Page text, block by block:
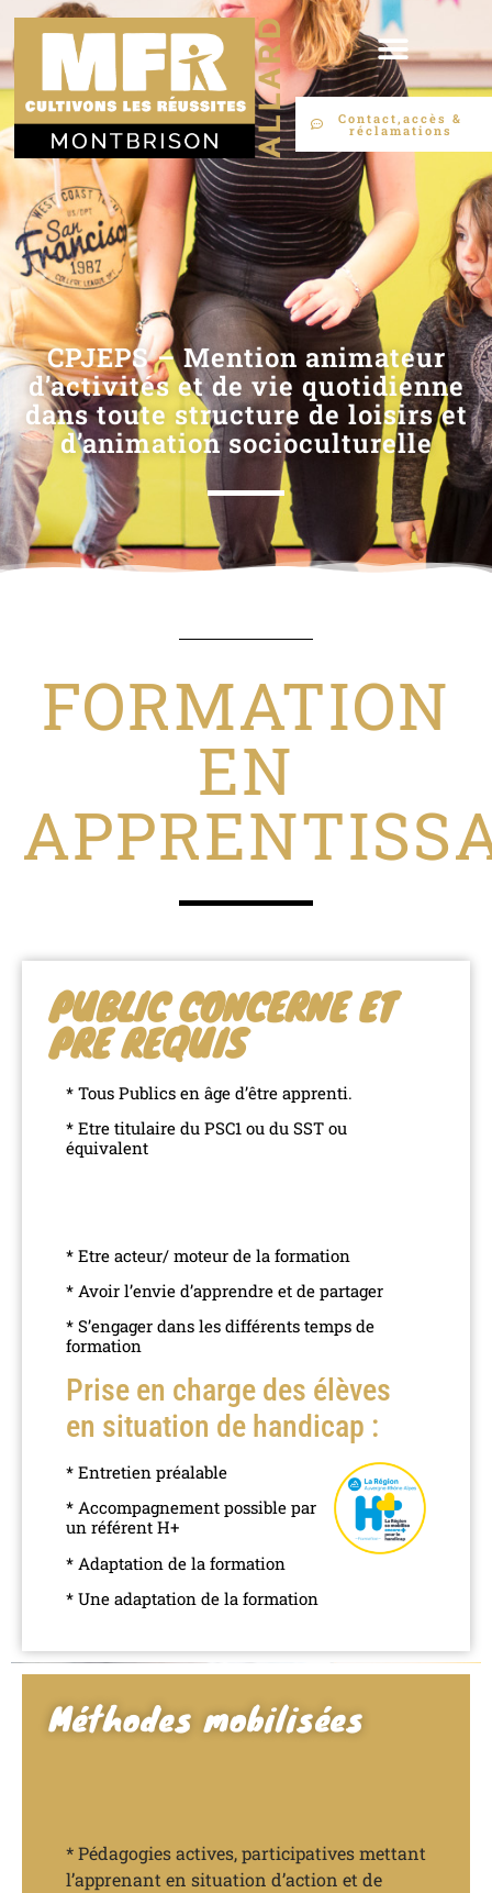
Contact,accès &
réclamations
CPJEPS – Mention animateur
d’activités et de vie quotidienne
dans toute structure de loisirs et
d’animation socioculturelle
FORMATION
EN
PUBLIC CONCERNE ET
PRE REQUIS
* Tous Publics en âge d’être apprenti.
* Etre titulaire du PSC1 ou du SST ou
équivalent
* Etre acteur/ moteur de la formation
* Avoir l’envie d’apprendre et de partager
* S’engager dans les différents temps de
formation
Prise en charge des élèves
en situation de handicap :
* Entretien préalable
* Accompagnement possible par
un référent H+
* Adaptation de la formation
* Une adaptation de la formation
Méthodes mobilisées
* Pédagogies actives, participatives mettant
l’apprenant en situation d’action et de